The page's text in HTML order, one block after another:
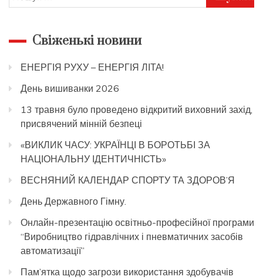
Свіженькі новини
ЕНЕРГІЯ РУХУ – ЕНЕРГІЯ ЛІТА!
День вишиванки 2026
13 травня було проведено відкритий виховний захід,
присвячений мінній безпеці
«ВИКЛИК ЧАСУ: УКРАЇНЦІ В БОРОТЬБІ ЗА
НАЦІОНАЛЬНУ ІДЕНТИЧНІСТЬ»
ВЕСНЯНИЙ КАЛЕНДАР СПОРТУ ТА ЗДОРОВ’Я
День Державного Гімну.
Онлайн-презентацію освітньо-професійної програми
“Виробництво гідравлічних і пневматичних засобів
автоматизації”
Пам’ятка щодо загрози використання здобувачів